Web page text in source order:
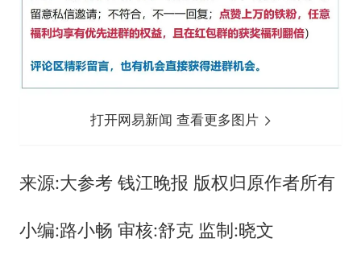
打开网易新闻 查看更多图片
来源:大参考 钱江晚报 版权归原作者所有
小编:路小畅 审核:舒克 监制:晓文